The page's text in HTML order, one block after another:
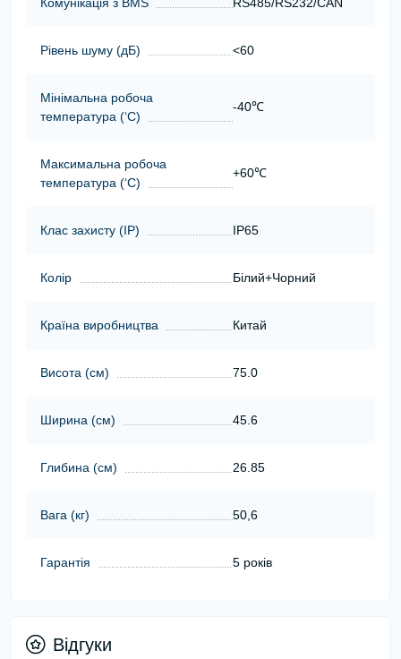
Рівень шуму (дБ) <60
Мінімальна робоча
температура (‘С)
-40℃
Максимальна робоча
температура (‘С)
+60℃
Клас захисту (ІР) IP65
Колір Білий+Чорний
Країна виробництва Китай
Висота (cм) 75.0
Ширина (cм) 45.6
Глибина (cм) 26.85
Вага (кг) 50,6
Гарантія 5 років
Відгуки